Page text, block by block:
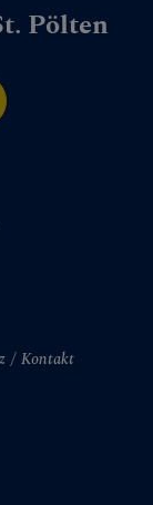
Pölten
Kontakt